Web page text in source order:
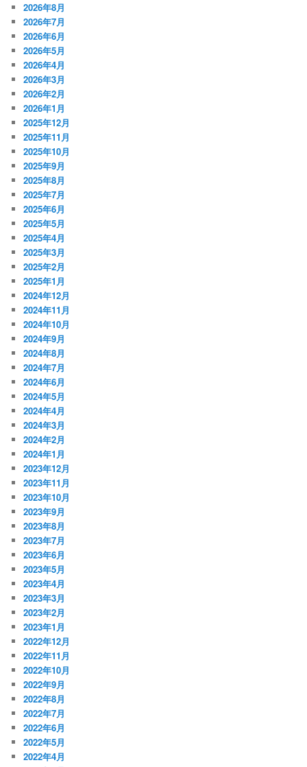
2026年8月
2026年7月
2026年6月
2026年5月
2026年4月
2026年3月
2026年2月
2026年1月
2025年12月
2025年11月
2025年10月
2025年9月
2025年8月
2025年7月
2025年6月
2025年5月
2025年4月
2025年3月
2025年2月
2025年1月
2024年12月
2024年11月
2024年10月
2024年9月
2024年8月
2024年7月
2024年6月
2024年5月
2024年4月
2024年3月
2024年2月
2024年1月
2023年12月
2023年11月
2023年10月
2023年9月
2023年8月
2023年7月
2023年6月
2023年5月
2023年4月
2023年3月
2023年2月
2023年1月
2022年12月
2022年11月
2022年10月
2022年9月
2022年8月
2022年7月
2022年6月
2022年5月
2022年4月